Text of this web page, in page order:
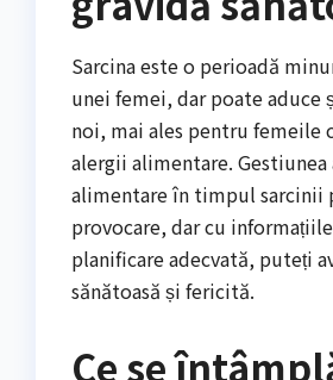
Sarcina este o perioadă
unei femei, dar poate aduce
noi, mai ales pentru femeile
alergii alimentare.
alimentare în timpul sarcinii
provocare, dar cu
planificare adecvată, puteți
sănătoasă și fericită.
Ce se